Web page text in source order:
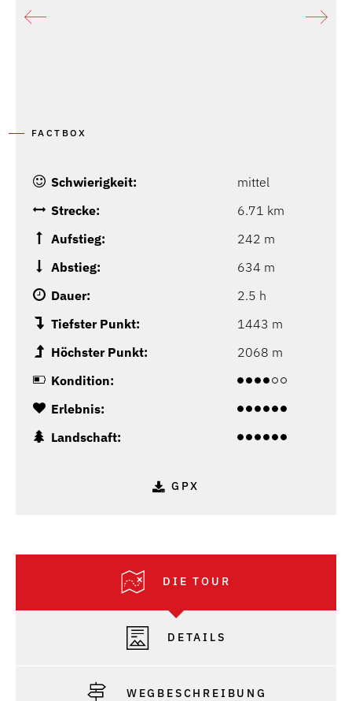
FACTBOX
Schwierigkeit:
mittel
Strecke:
6.71 km
Aufstieg:
242 m
Abstieg:
634 m
Dauer:
2.5 h
Tiefster Punkt:
1443 m
Höchster Punkt:
2068 m
Kondition:
Erlebnis:
Landschaft:
GPX
DIE TOUR
DETAILS
WEGBESCHREIBUNG